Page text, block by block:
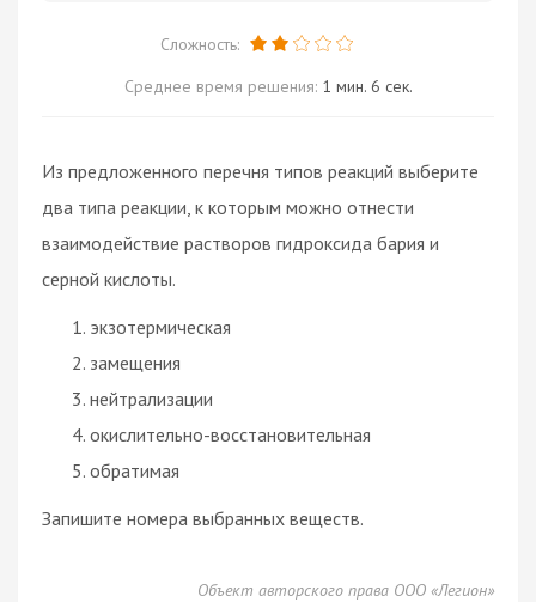
Сложность:
Среднее время решения: 1 мин. 6 сек.
Из предложенного перечня типов реакций выберите
два типа реакции, к которым можно отнести
взаимодействие растворов гидроксида бария и
серной кислоты.
экзотермическая
замещения
нейтрализации
окислительно-восстановительная
обратимая
Запишите номера выбранных веществ.
Объект авторского права ООО «Легион»